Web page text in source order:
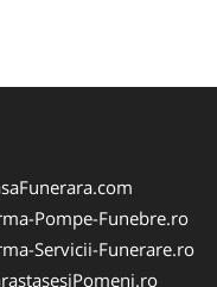
Pompe-Funebre.ro
Servicii-Funerare.ro